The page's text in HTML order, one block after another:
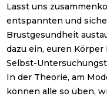
Lasst uns
entspannten und
Brustgesundheit
dazu ein, euren
Selbst-
In der Theorie, am
können alle so üben,